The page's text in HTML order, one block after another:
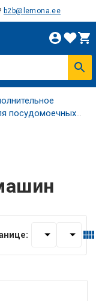
b2b@lemona.ee
посудомоечных